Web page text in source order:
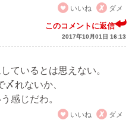
いいね
ダメ
このコメントに返信
2017年10月01日 16:13
ているとは思えない。
れないか、
感じだわ。
いいね
ダメ